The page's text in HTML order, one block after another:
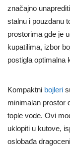
značajno
stalnu i pouzdanu
prostorima gde je
kupatilima, izbor
postigla optimalna
Kompaktni bojleri
minimalan prostor
tople vode. Ovi
uklopiti u kutove,
oslobađa